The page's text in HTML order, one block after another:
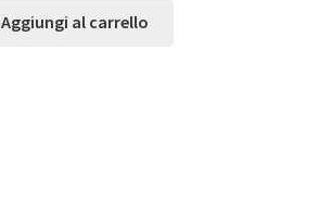
Aggiungi al carrello